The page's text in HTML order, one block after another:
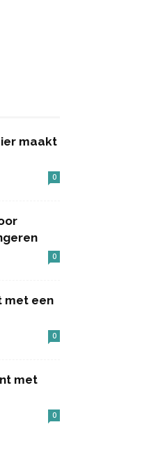
maakt
0
0
met een
0
met
0